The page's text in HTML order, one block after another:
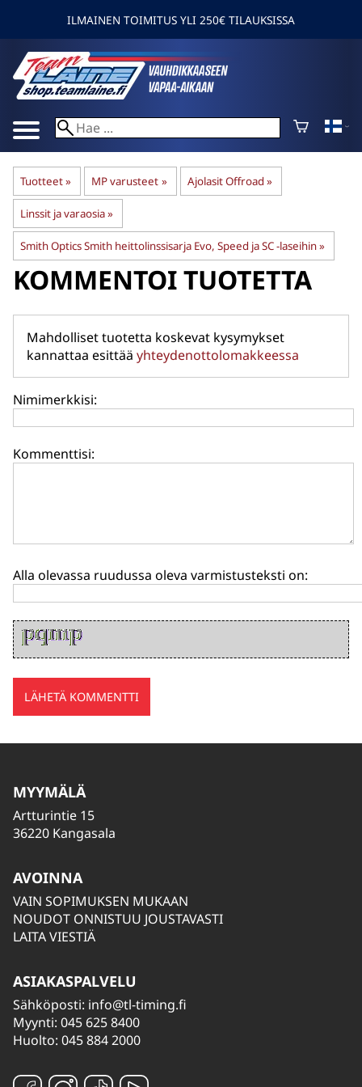
ILMAINEN TOIMITUS YLI 250€ TILAUKSISSA
Tuotteet‪» MP varusteet ‪» Ajolasit Offroad ‪»
Linssit ja varaosia‪»
Smith Optics Smith heittolinssisarja Evo, Speed ja SC -laseihin‪»
KOMMENTOI TUOTETTA
Mahdolliset tuotetta koskevat kysymykset
kannattaa esittää yhteydenottolomakkeessa
Nimimerkkisi:
Kommenttisi:
Alla olevassa ruudussa oleva varmistusteksti on:
MYYMÄLÄ
Artturintie 15
36220 Kangasala
AVOINNA
VAIN SOPIMUKSEN MUKAAN
NOUDOT ONNISTUU JOUSTAVASTI
LAITA VIESTIÄ
ASIAKASPALVELU
Sähköposti: info@tl-timing.fi
Myynti: 045 625 8400
Huolto: 045 884 2000